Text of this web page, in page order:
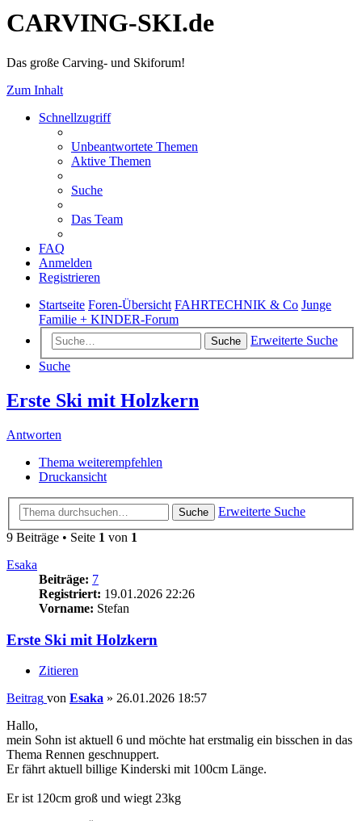
CARVING-SKI.de
Das große Carving- und Skiforum!
Zum Inhalt
Schnellzugriff
Unbeantwortete Themen
Aktive Themen
Suche
Das Team
FAQ
Anmelden
Registrieren
Startseite Foren-Übersicht FAHRTECHNIK & Co Junge
Familie + KINDER-Forum
Suche
Erweiterte Suche
Suche
Erste Ski mit Holzkern
Antworten
Thema weiterempfehlen
Druckansicht
Suche
Erweiterte Suche
9 Beiträge • Seite 1 von 1
Esaka
Beiträge: 7
Registriert: 19.01.2026 22:26
Vorname: Stefan
Erste Ski mit Holzkern
Zitieren
Beitrag von Esaka » 26.01.2026 18:57
Hallo,
mein Sohn ist aktuell 6 und möchte hat erstmalig ein bisschen in das
Thema Rennen geschnuppert.
Er fährt aktuell billige Kinderski mit 100cm Länge.
Er ist 120cm groß und wiegt 23kg